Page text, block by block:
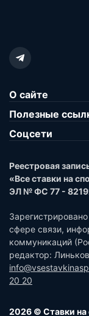
О сайте
Полезные
Соцсети
Реестровая
«Все ставки на
ЭЛ № ФС 77 -
сфере связи,
коммуникаций
редактор:
20 20
2026 © Ставки на